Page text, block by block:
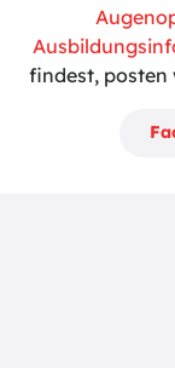
findest, posten